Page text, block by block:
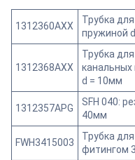
1312360AXX
Трубка
пружиной
1312368AXX
Трубка
канальных
d = 10мм
1312357APG
SFH 040:
40мм
FWH3415003
Трубка
фитингом